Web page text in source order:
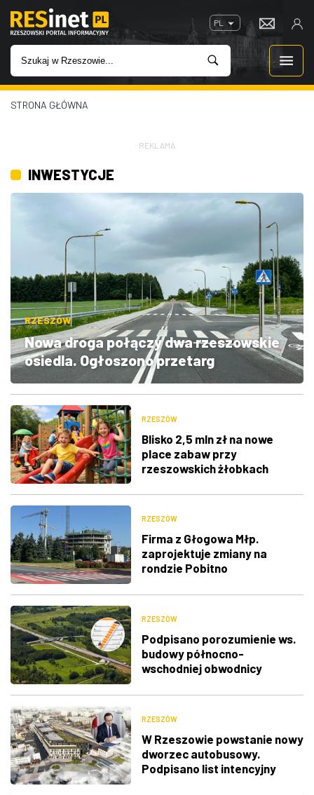
PL
WIADOMOŚCI
IMPREZY
GASTRONOMIA
ZDJĘCIA
W RZESZOWIE
STRONA GŁÓWNA
REKLAMA
INWESTYCJE
RZESZÓW
Nowa droga połączy dwa rzeszowskie
osiedla. Ogłoszono przetarg
RZESZÓW
Blisko 2,5 mln zł na nowe
place zabaw przy
rzeszowskich żłobkach
RZESZÓW
Firma z Głogowa Młp.
zaprojektuje zmiany na
rondzie Pobitno
RZESZÓW
Podpisano porozumienie ws.
budowy północno-
wschodniej obwodnicy
RZESZÓW
W Rzeszowie powstanie nowy
dworzec autobusowy.
Podpisano list intencyjny